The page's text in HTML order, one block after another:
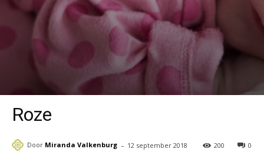
Roze
Door Miranda Valkenburg - 12 september 2018 200 0